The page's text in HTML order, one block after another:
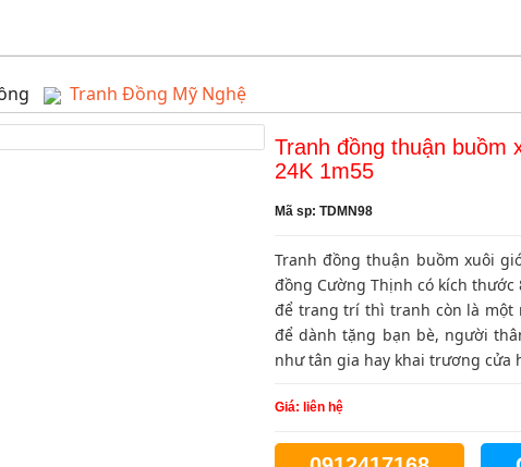
Tranh Đồng Mỹ Nghệ
Tranh đồng thuận buồm
24K 1m55
Mã sp: TDMN98
Tranh đồng thuận buồm xuôi
đồng Cường Thịnh có kích thước
để trang trí thì tranh còn là một
để dành tặng bạn bè, người
như tân gia hay khai trương cửa
Giá: liên hệ